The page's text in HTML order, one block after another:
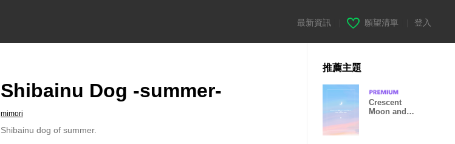
最新資訊 願望清單 登入
Shibainu Dog -summer-
mimori
Shibainu dog of summer.
推薦主題
Crescent
Moon and